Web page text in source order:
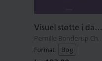
Visuel støtte i dagtilbud
Pernille Bonderup
Format:
Bog